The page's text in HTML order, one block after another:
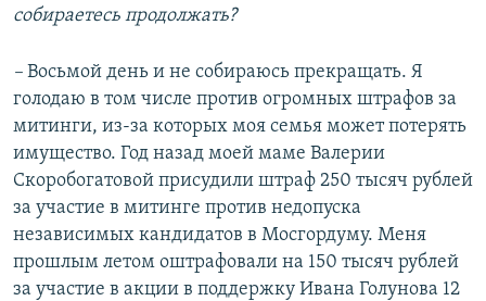
собираетесь продолжать?
– Восьмой день и не собираюсь прекращать. Я
голодаю в том числе против огромных штрафов за
митинги, из-за которых моя семья может потерять
имущество. Год назад моей маме Валерии
Скоробогатовой присудили штраф 250 тысяч рублей
за участие в митинге против недопуска
независимых кандидатов в Мосгордуму. Меня
прошлым летом оштрафовали на 150 тысяч рублей
за участие в акции в поддержку Ивана Голунова 12